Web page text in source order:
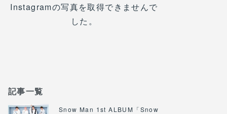
Instagramの写真を取得できませんで
した。
記事一覧
Snow Man 1st ALBUM「Snow